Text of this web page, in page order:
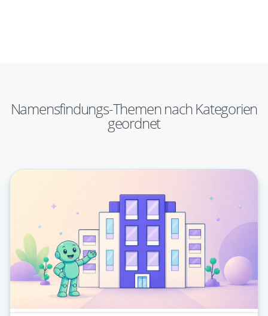
Namensfindungs-Themen nach Kategorien
geordnet